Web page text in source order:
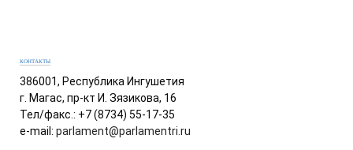
КОНТАКТЫ
386001, Республика Ингушетия
г. Магас, пр-кт И. Зязикова, 16
Тел/факс.: +7 (8734) 55-17-35
e-mail: parlament@parlamentri.ru